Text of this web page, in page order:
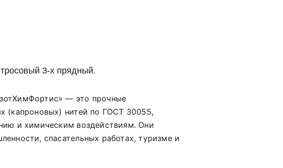
3-х прядный.
— это прочные
(капроновых) нитей по ГОСТ 30055,
и химическим воздействиям. Они
спасательных работах, туризме и